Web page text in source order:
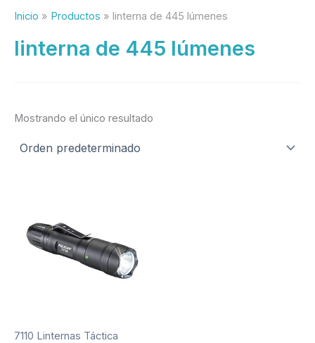
Inicio Productos linterna de 445 lúmenes
linterna de 445 lúmenes
Mostrando el único resultado
7110 Linternas Táctica